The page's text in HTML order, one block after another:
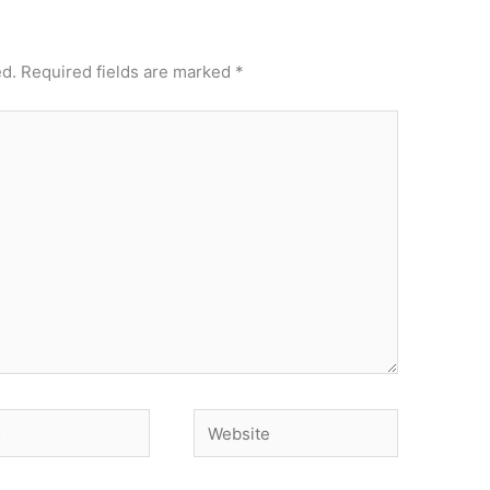
Required fields are marked *
Website